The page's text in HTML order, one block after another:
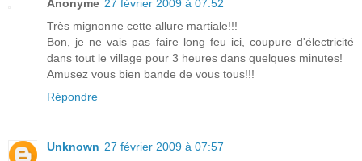
Anonyme 27 février 2009 à 07:52
Très mignonne cette allure martiale!!!
Bon, je ne vais pas faire long feu ici, coupure d'électricité
dans tout le village pour 3 heures dans quelques minutes!
Amusez vous bien bande de vous tous!!!
Répondre
Unknown 27 février 2009 à 07:57